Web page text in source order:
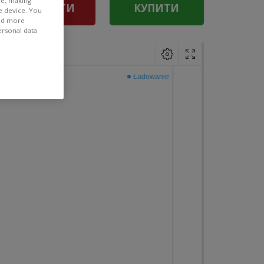
ПРОДАТИ КУПИТИ
device. You
more
data